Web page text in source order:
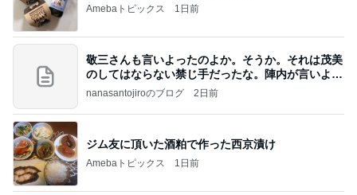
Amebaトピックス 1日前
敬三さんも言いよったのよか。そうか。それは茂美
のしてはならない禁じ手だったな。陣内が言いよる
のよ
nanasantojiroのブログ 2日前
ジム友に頂いた酒粕で作った西京漬け
Amebaトピックス 1日前